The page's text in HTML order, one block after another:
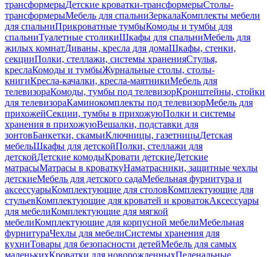
трансформерыДетские кроватки-трансформерыСтолы-
трансформерыМебель для спальниЗеркалаКомплекты мебели
для спальниПрикроватные тумбыКомоды и тумбы для
спальниТуалетные столикиШкафы для спальниМебель для
жилых комнатДиваны, кресла для домаШкафы, стенки,
секцииПолки, стеллажи, системы храненияСтулья,
креслаКомоды и тумбыЖурнальные столы, столы-
книгиКресла-качалки, кресла-маятникиМебель для
телевизораКомоды, тумбы под телевизорКронштейны, стойки
для телевизораКаминокомплекты под телевизорМебель для
прихожейСекции, тумбы в прихожуюПолки и системы
хранения в прихожуюВешалки, подставки для
зонтовБанкетки, скамьиКлючницы, газетницыДетская
мебельШкафы для детскойПолки, стеллажи для
детскойДетские комодыКровати детскиеДетские
матрасыМатрасы в кроваткуНаматрасники, защитные чехлы
детскиеМебель для детского садаМебельная фурнитура и
аксессуарыКомплектующие для столовКомплектующие для
стульевКомплектующие для кроватей и кроватокАксессуары
для мебелиКомплектующие для мягкой
мебелиКомплектующие для корпусной мебелиМебельная
фурнитураЧехлы для мебелиСистемы хранения для
кухниТовары для безопасности детейМебель для самых
маленькихКроватки для новорожденныхПеленальные